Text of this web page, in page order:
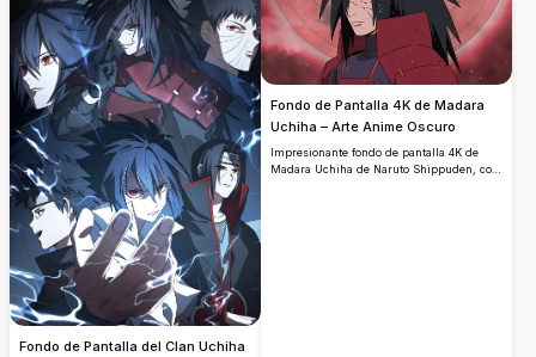
Fondo de Pantalla del Clan Uchiha
Fondo de Pantalla 4K de Madara
Uchiha – Arte Anime Oscuro
Impresionante fondo de pantalla 4K de
Madara Uchiha de Naruto Shippuden, con